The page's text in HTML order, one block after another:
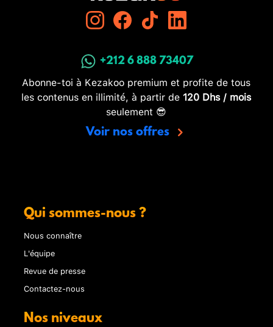
+212 6 888 73407
Abonne-toi à Kezakoo premium et profite de tous
les contenus en illimité, à partir de 120 Dhs / mois
seulement 😎
Voir nos offres
Qui sommes-nous ?
Nous connaître
L'équipe
Revue de presse
Contactez-nous
Nos niveaux